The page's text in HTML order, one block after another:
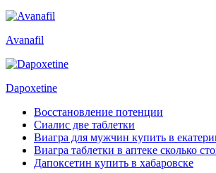
Avanafil
Dapoxetine
Восстановление потенции
Сиалис две таблетки
Виагра для мужчин купить в
Виагра таблетки в аптеке сколько
Дапоксетин купить в хабаровске